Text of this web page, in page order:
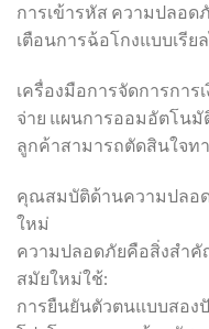
การเข้ารหัส ความปลอ
เตือนการฉ้อโกงแบบเรี
เครื่องมือการจัดการการ
จ่าย แผนการออมอัตโน
ลูกค้าสามารถตัดสินใจท
คุณสมบัติด้านความปลอ
ใหม่
ความปลอดภัยคือสิ่งสำคั
สมัยใหม่ใช้:
การยืนยันตัวตนแบบสองปั